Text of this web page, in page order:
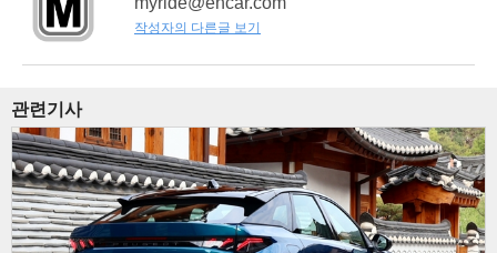
작성자의 다른글 보기
관련기사